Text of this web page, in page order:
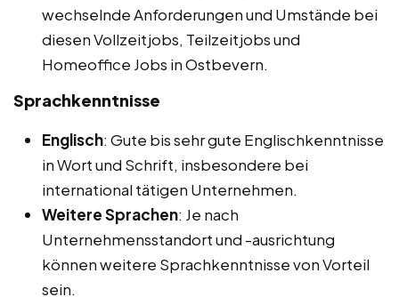
wechselnde Anforderungen und Umstände bei
diesen Vollzeitjobs, Teilzeitjobs und
Homeoffice Jobs in Ostbevern.
Sprachkenntnisse
Englisch: Gute bis sehr gute Englischkenntnisse
in Wort und Schrift, insbesondere bei
international tätigen Unternehmen.
Weitere Sprachen: Je nach
Unternehmensstandort und -ausrichtung
können weitere Sprachkenntnisse von Vorteil
sein.